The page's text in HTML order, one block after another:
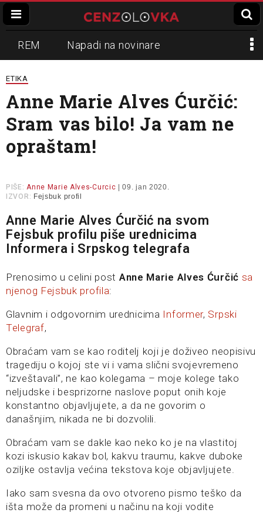
REM Napadi na novinare
Zvučni top
Propaganda Lokalni mediji
Informer Slavko Ćuruvija
ETIKA
Anne Marie Alves Ćurčić:
Sram vas bilo! Ja vam ne
opraštam!
PIŠE: Anne Marie Alves-Curcic | 09. jan 2020.
IZVOR: Fejsbuk profil
Anne Marie Alves Ćurčić na svom
Fejsbuk profilu piše urednicima
Informera i Srpskog telegrafa
Prenosimo u celini post Anne Marie Alves Ćurčić sa
njenog Fejsbuk profila:
Glavnim i odgovornim urednicima Informer, Srpski
Telegraf,
Obraćam vam se kao roditelj koji je doživeo neopisivu
tragediju o kojoj ste vi i vama slični svojevremeno
“izveštavali”, ne kao kolegama – moje kolege tako
neljudske i besprizorne naslove poput onih koje
konstantno objavljujete, a da ne govorim o
današnjim, nikada ne bi dozvolili.
Obraćam vam se dakle kao neko ko je na vlastitoj
kozi iskusio kakav bol, kakvu traumu, kakve duboke
oziljke ostavlja većina tekstova koje objavljujete.
Iako sam svesna da ovo otvoreno pismo teško da
išta može da promeni u načinu na koji vodite